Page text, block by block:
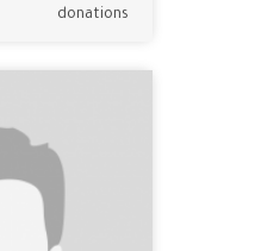
donations